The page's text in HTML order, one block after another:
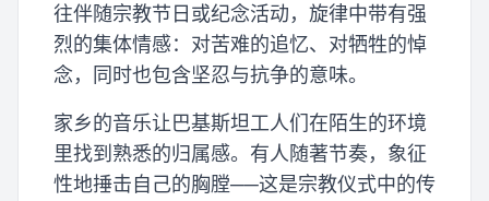
往伴随宗教节日或纪念活动，旋律中带有强
烈的集体情感：对苦难的追忆、对牺牲的悼
念，同时也包含坚忍与抗争的意味。
家乡的音乐让巴基斯坦工人们在陌生的环境
里找到熟悉的归属感。有人随著节奏，象征
性地捶击自己的胸膛──这是宗教仪式中的传